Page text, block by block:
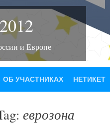
и Европе
ОБ УЧАСТНИКАХ НЕТИКЕТ
еврозона